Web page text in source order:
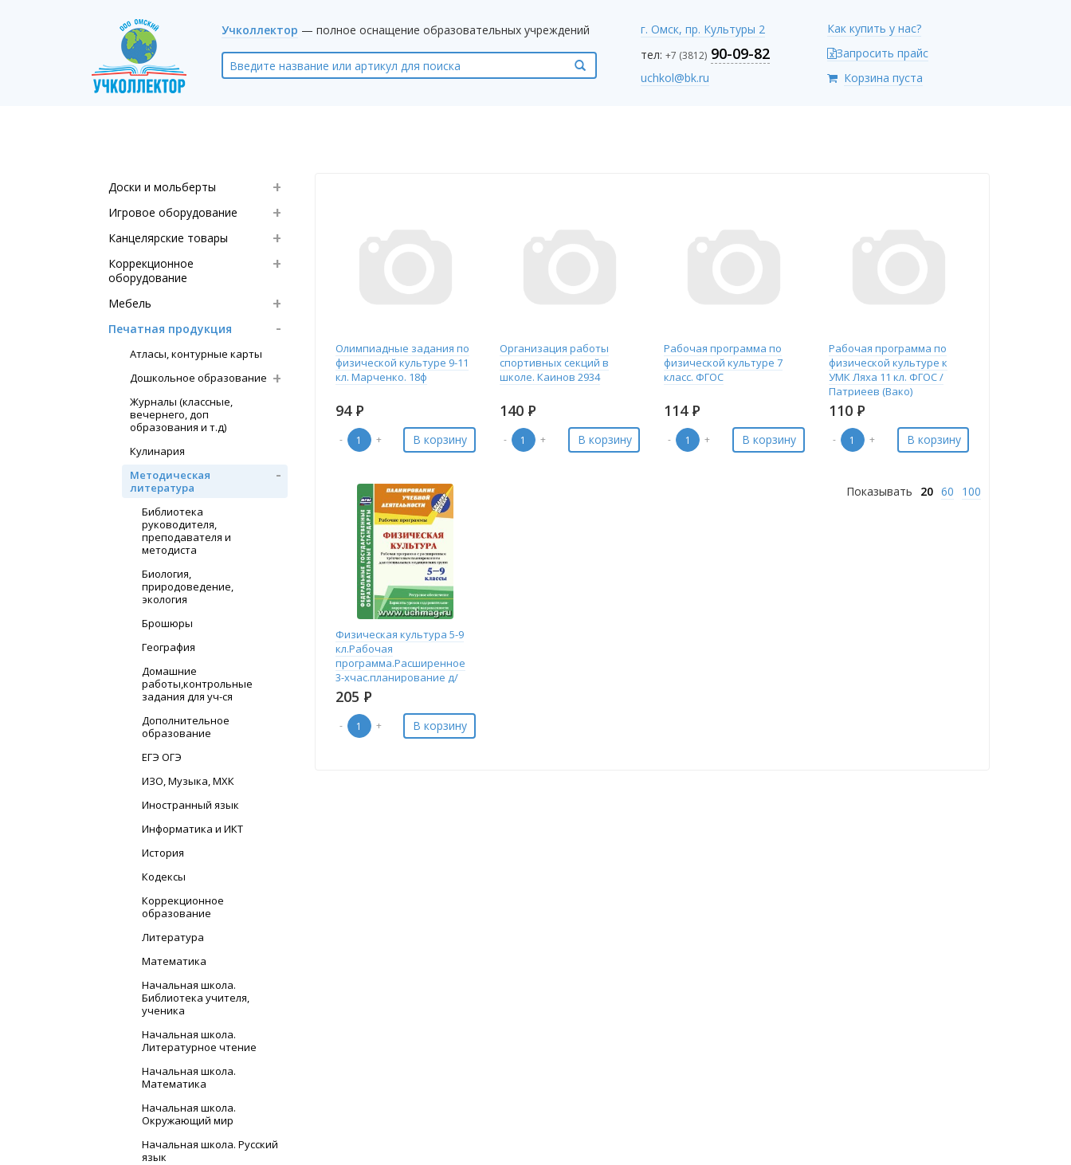
Учколлектор — полное оснащение образовательных учреждений
г. Омск, пр. Культуры 2
тел: +7 (3812) 90-09-82
uchkol@bk.ru
Как купить у нас?
Запросить прайс
Корзина пуста
Доски и мольберты
Игровое оборудование
Канцелярские товары
Коррекционное
оборудование
Мебель
Печатная продукция
Атласы, контурные карты
Дошкольное образование
Журналы (классные,
вечернего, доп
образования и т.д)
Кулинария
Методическая
литература
Библиотека
руководителя,
преподавателя и
методиста
Биология,
природоведение,
экология
Брошюры
География
Домашние
работы,контрольные
задания для уч-ся
Дополнительное
образование
ЕГЭ ОГЭ
ИЗО, Музыка, МХК
Иностранный язык
Информатика и ИКТ
История
Кодексы
Коррекционное
образование
Литература
Математика
Начальная школа.
Библиотека учителя,
ученика
Начальная школа.
Литературное чтение
Начальная школа.
Математика
Начальная школа.
Окружающий мир
Начальная школа. Русский
язык
Олимпиадные задания по
физической культуре 9-11
кл. Марченко. 18ф
94 Р
- + В корзину
Организация работы
спортивных секций в
школе. Каинов 2934
140 Р
- + В корзину
Рабочая программа по
физической культуре 7
класс. ФГОС
114 Р
- + В корзину
Рабочая программа по
физической культуре к
УМК Ляха 11 кл. ФГОС /
Патриеев (Вако)
110 Р
- + В корзину
Физическая культура 5-9
кл.Рабочая
программа.Расширенное
3-хчас.планирование д/
спец.мед.групп 5737а
205 Р
- + В корзину
Показывать 20 60 100